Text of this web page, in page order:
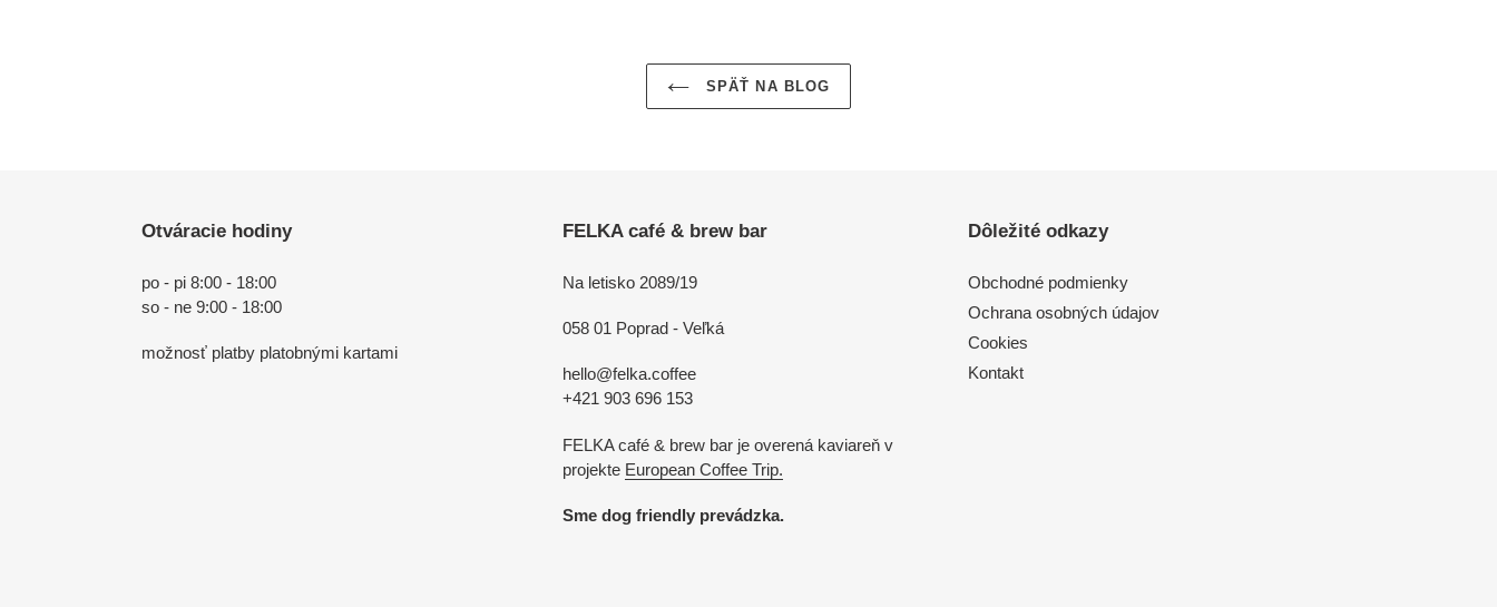
SPÄŤ NA BLOG
Otváracie hodiny
po - pi 8:00 - 18:00
so - ne 9:00 - 18:00
možnosť platby platobnými kartami
FELKA café & brew bar
Na letisko 2089/19
058 01 Poprad - Veľká
hello@felka.coffee
+421 903 696 153
FELKA café & brew bar je overená kaviareň v
projekte European Coffee Trip.
Sme dog friendly prevádzka.
Dôležité odkazy
Obchodné podmienky
Ochrana osobných údajov
Cookies
Kontakt